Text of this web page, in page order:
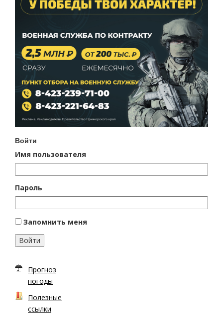
Войти
Имя пользователя
Пароль
Запомнить меня
Войти
Прогноз
погоды
Полезные
ссылки